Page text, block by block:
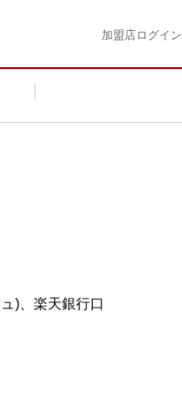
加盟店ログイン
)、楽天銀行口